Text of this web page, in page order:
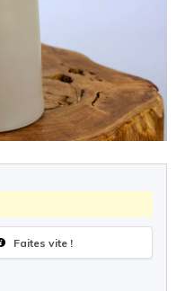
Faites vite !